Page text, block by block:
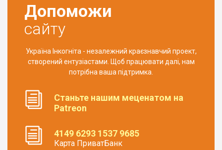
Допоможи
сайту
Україна Інкогніта - незалежний краєзнавчий проект,
створений ентузіастами. Щоб працювати далі, нам
потрібна ваша підтримка.
Станьте нашим меценатом на
Patreon
4149 6293 1537 9685
Карта ПриватБанк